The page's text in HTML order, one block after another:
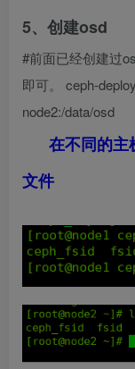
5、创建osd
#前面已经创建过
即可。 ceph-
node2:/data/osd
在不同的主
文件